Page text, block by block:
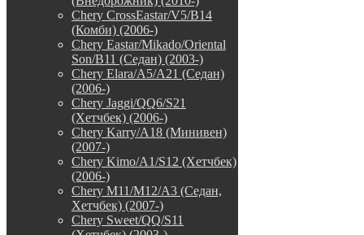
Chery CrossEastar/V5/B14
(Комби) (2006-)
Chery Eastar/Mikado/Oriental
Son/B11 (Седан) (2003-)
Chery Elara/A5/A21 (Седан)
(2006-)
Chery Jaggi/QQ6/S21
(Хетчбек) (2006-)
Chery Karry/A18 (Минивен)
(2007-)
Chery Kimo/A1/S12 (Хетчбек)
(2006-)
Chery M11/M12/A3 (Седан,
Хетчбек) (2007-)
Chery Sweet/QQ/S11